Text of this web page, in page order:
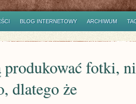
BLOG INTERNETOWY ARCHIWUM
fotki,
dlatego że